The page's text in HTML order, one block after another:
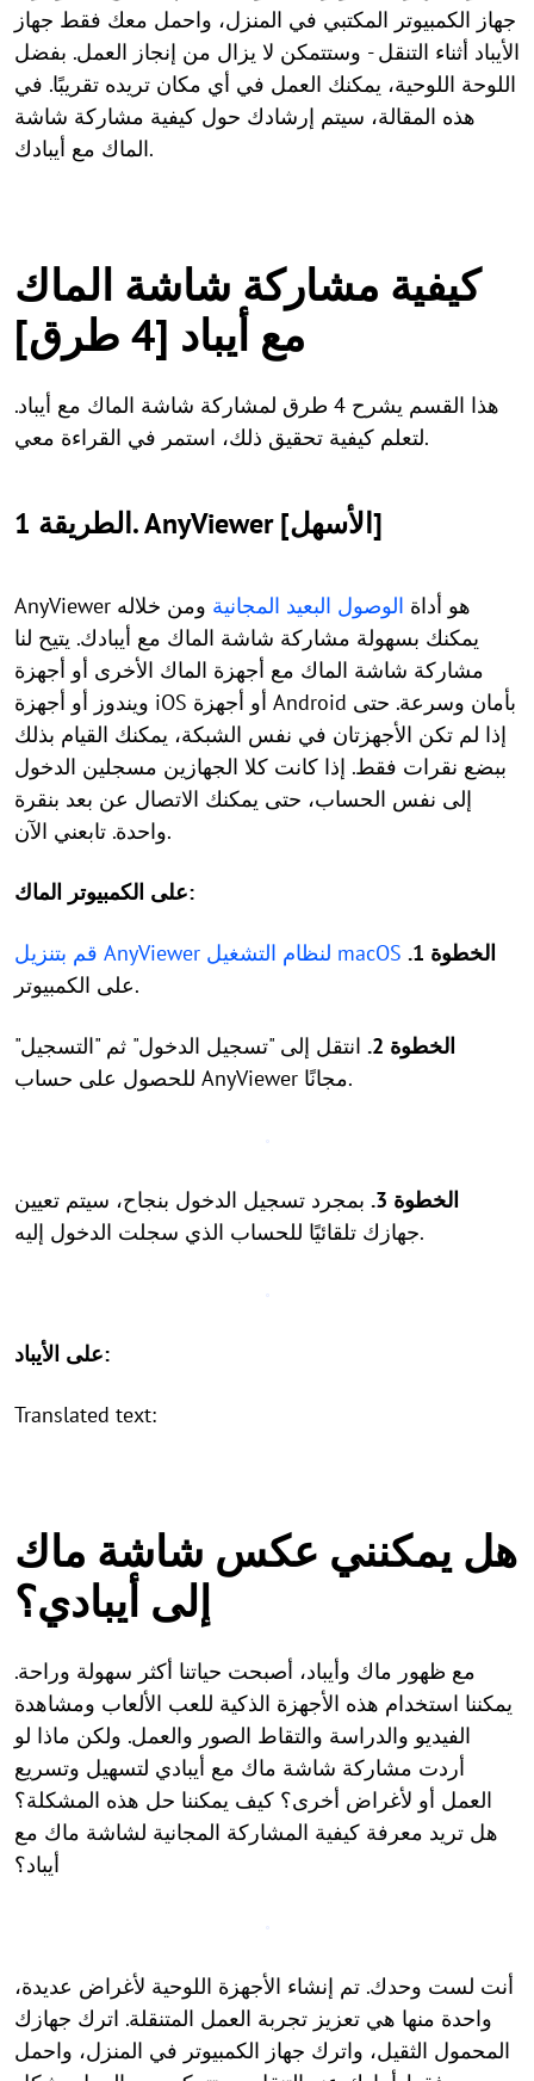
جهاز الكمبيوتر المكتبي في المنزل، واحمل معك فقط جهاز
الأيباد أثناء التنقل - وستتمكن لا يزال من إنجاز العمل. بفضل
اللوحة اللوحية، يمكنك العمل في أي مكان تريده تقريبًا. في
هذه المقالة، سيتم إرشادك حول كيفية مشاركة شاشة
الماك مع أيبادك.
كيفية مشاركة شاشة الماك
مع أيباد [4 طرق]
هذا القسم يشرح 4 طرق لمشاركة شاشة الماك مع أيباد.
لتعلم كيفية تحقيق ذلك، استمر في القراءة معي.
الطريقة 1. AnyViewer [الأسهل]
AnyViewer هو أداة الوصول البعيد المجانية ومن خلاله
يمكنك بسهولة مشاركة شاشة الماك مع أيبادك. يتيح لنا
مشاركة شاشة الماك مع أجهزة الماك الأخرى أو أجهزة
ويندوز أو أجهزة iOS أو أجهزة Android بأمان وسرعة. حتى
إذا لم تكن الأجهزتان في نفس الشبكة، يمكنك القيام بذلك
ببضع نقرات فقط. إذا كانت كلا الجهازين مسجلين الدخول
إلى نفس الحساب، حتى يمكنك الاتصال عن بعد بنقرة
واحدة. تابعني الآن.
على الكمبيوتر الماك:
الخطوة 1.
قم بتنزيل AnyViewer لنظام التشغيل macOS
على الكمبيوتر.
الخطوة 2.
انتقل إلى "تسجيل الدخول" ثم "التسجيل"
للحصول على حساب AnyViewer مجانًا.
الخطوة 3.
بمجرد تسجيل الدخول بنجاح، سيتم تعيين
جهازك تلقائيًا للحساب الذي سجلت الدخول إليه.
على الأيباد:
Translated text:
هل يمكنني عكس شاشة ماك
إلى أيبادي؟
مع ظهور ماك وأيباد، أصبحت حياتنا أكثر سهولة وراحة.
يمكننا استخدام هذه الأجهزة الذكية للعب الألعاب ومشاهدة
الفيديو والدراسة والتقاط الصور والعمل. ولكن ماذا لو
أردت مشاركة شاشة ماك مع أيبادي لتسهيل وتسريع
العمل أو لأغراض أخرى؟ كيف يمكننا حل هذه المشكلة؟
هل تريد معرفة كيفية المشاركة المجانية لشاشة ماك مع
أيباد؟
أنت لست وحدك. تم إنشاء الأجهزة اللوحية لأغراض عديدة،
واحدة منها هي تعزيز تجربة العمل المتنقلة. اترك جهازك
المحمول الثقيل، واترك جهاز الكمبيوتر في المنزل، واحمل